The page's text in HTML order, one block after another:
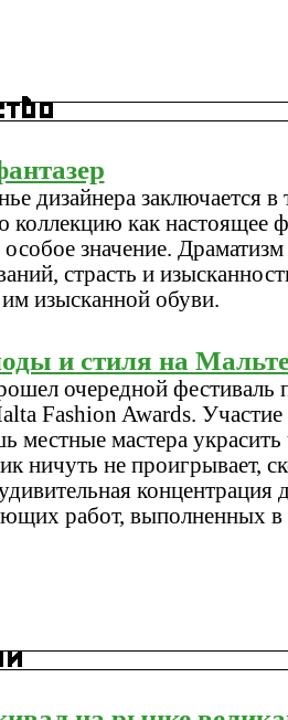
дизайнера заключается
как настоящее
особое значение.
страсть и
изысканной обуви.
и стиля на
очередной фестиваль
Fashion Awards.
местные мастера украсить
ничуть не проигрывает,
концентрация
работ, выполненных в